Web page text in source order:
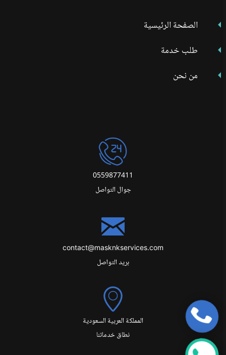
الصفحة الرئيسية
طلب خدمة
من نحن
0559877411
جوال التواصل
contact@masknkservices.com
بريد التواصل
المملكة العربية السعودية
نطاق خدماتنا